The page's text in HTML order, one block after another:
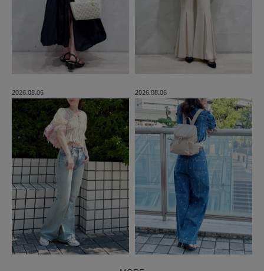
2026.08.06 2026.08.06